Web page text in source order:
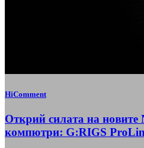
HiComment
Открий силата на
компютри: G:RIGS